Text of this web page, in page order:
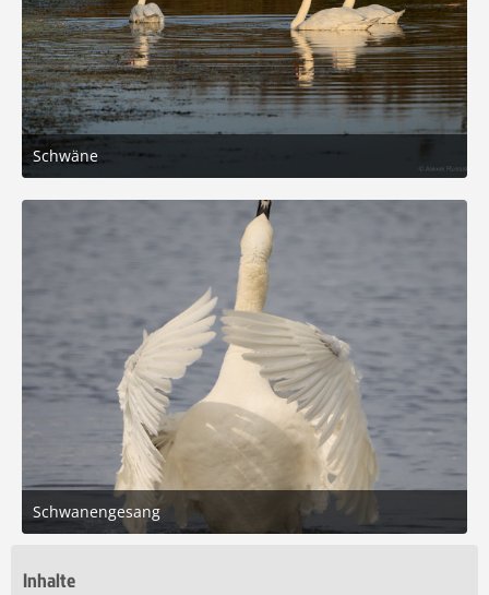
Schwäne
30. September 2025 um 15:52
5
Schwanengesang
24. April 2025 um 16:37
Inhalte